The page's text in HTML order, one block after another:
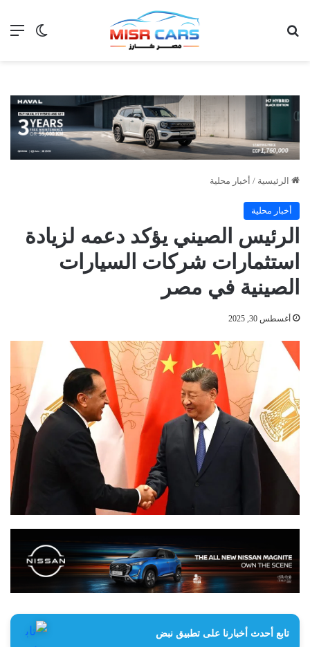
الوضع
الرئيسية / أخبار محلية
أخبار محلية
الرئيس الصيني يؤكد دعمه لزيادة
استثمارات شركات السيارات
الصينية في مصر
أغسطس 30, 2025
تابع أحدث أخبارنا على تطبيق نبض